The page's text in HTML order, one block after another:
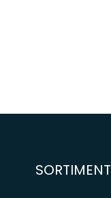
SORTIMENT